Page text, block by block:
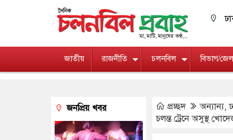
জাতীয় রাজনীতি চলনবিল বিভাগ/
প্রচ্ছদ অন্যান্য,
চলন্ত ট্রেনে অসুস্থ
জনপ্রিয় খবর